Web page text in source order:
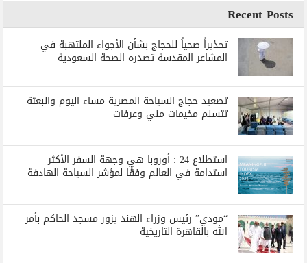
Recent Posts
تحذيراً صحياً للحجاج بشأن الأجواء الملتهبة في
المشاعر المقدسة تصدره الصحة السعودية
تصعيد حجاج السياحة المصرية مساء اليوم والبعثة
تتسلم مخيمات مني وعرفات
استطلاع 24 : أوروبا هي وجهة السفر الأكثر
استدامة في العالم وفقًا لمؤشر السياحة الهادفة
“مودي” رئيس وزراء الهند يزور مسجد الحاكم بأمر
الله بالقاهرة التاريخية